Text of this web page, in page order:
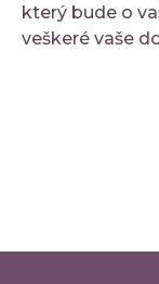
který bude o
veškeré vaše